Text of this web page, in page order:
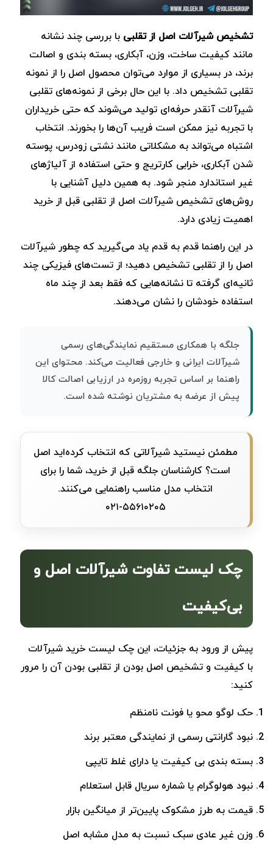
تشخیص شیرآلات اصل از تقلبی با بررسی چند نشانه
مانند کیفیت ساخت، وزن، آبکاری، بسته ‌بندی و اصالت
برند، در بسیاری از موارد می‌توان محصول اصل را از نمونه
تقلبی تشخیص داد. با این حال برخی از نمونه‌های تقلبی
شیرآلات آ‌نقدر حرفه‌ای تولید می‌شوند که حتی خریداران
با تجربه نیز ممکن است فریب آن‌ها را بخورند. انتخاب
اشتباه می‌تواند به مشکلاتی مانند نشتی زودرس، پوسته
‌شدن آبکاری، خرابی کارتریج و حتی استفاده از آلیاژهای
غیر استاندارد منجر شود. به همین دلیل آشنایی با
روش‌های تشخیص شیرآلات اصل از تقلبی قبل از خرید
اهمیت زیادی دارد.
در این راهنما قدم ‌به ‌قدم یاد می‌گیرید که چطور شیرآلات
اصل را از تقلبی تشخیص دهید؛ از تست‌های فیزیکی چند‌
ثانیه‌ای گرفته تا نشانه‌هایی که فقط بعد از چند ماه
استفاده خودشان را نشان می‌دهند.
جلگه با همکاری مستقیم نمایندگی‌های رسمی
شیرآلات ایرانی و خارجی فعالیت می‌کند. محتوای این
راهنما بر اساس تجربه روزمره در ارزیابی اصالت کالا
پیش از عرضه به مشتریان نوشته شده است.
مطمئن نیستید شیرآلاتی که انتخاب کرده‌اید اصل
است؟ کارشناسان جلگه قبل از خرید، شما را برای
انتخاب مدل مناسب راهنمایی می‌کنند.
۵۵۶۱۰۲۰۵-۰۲۱
چک لیست تفاوت شیرآلات اصل و
بی‌کیفیت
پیش از ورود به جزئیات، این چک ‌لیست خرید شیرآلات
با کیفیت و تشخیص اصل بودن از تقلبی بودن آن را مرور
کنید:
حک لوگو محو یا فونت نامنظم
نبود گارانتی رسمی از نمایندگی معتبر برند
بسته ‌بندی بی کیفیت یا دارای غلط تایپی
نبود هولوگرام یا شماره سریال قابل استعلام
قیمت به‌ طرز مشکوک پایین‌تر از میانگین بازار
وزن غیر عادی سبک نسبت به مدل مشابه اصل